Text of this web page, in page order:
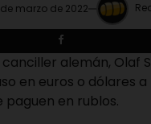
de marzo de 2022
canciller alemán, Olaf
en euros o dólares
paguen en rublos.